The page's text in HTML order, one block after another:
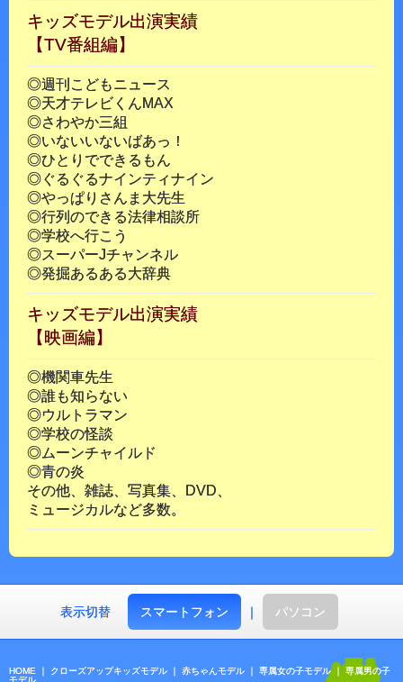
キッズモデル出演実績
【TV番組編】
◎週刊こどもニュース
◎天才テレビくんMAX
◎さわやか三組
◎いないいないばあっ！
◎ひとりでできるもん
◎ぐるぐるナインティナイン
◎やっぱりさんま大先生
◎行列のできる法律相談所
◎学校へ行こう
◎スーパーJチャンネル
◎発掘あるある大辞典
キッズモデル出演実績
【映画編】
◎機関車先生
◎誰も知らない
◎ウルトラマン
◎学校の怪談
◎ムーンチャイルド
◎青の炎
その他、雑誌、写真集、DVD、
ミュージカルなど多数。
表示切替 スマートフォン ｜ パソコン
HOME ｜ クローズアップキッズモデル ｜ 赤ちゃんモデル ｜ 専属女の子モデル｜ 専属男の子
モデル